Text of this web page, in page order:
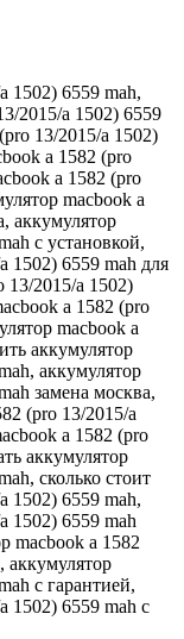
1502) 6559 mah,
2015/a 1502) 6559
13/2015/a 1502)
a 1582 (pro
a 1582 (pro
macbook a
аккумулятор
с установкой,
1502) 6559 mah для
13/2015/a 1502)
a 1582 (pro
macbook a
аккумулятор
аккумулятор
замена москва,
(pro 13/2015/a
a 1582 (pro
аккумулятор
сколько стоит
1502) 6559 mah,
1502) 6559 mah
macbook a 1582
аккумулятор
с гарантией,
1502) 6559 mah с